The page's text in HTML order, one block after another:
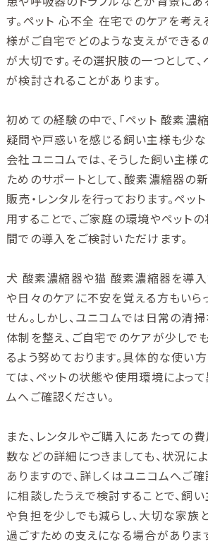
す。ペット 心不全 在宅でのケアを考え
様がご自宅でどのような支えができる
が大切です。その選択肢の一つとして
が検討されることがあります。
初めての経験の中で、「ペット 酸素濃
疑問や戸惑いを感じる飼い主様も少な
会社ユニコムでは、そうした飼い主様
ためのサポートとして、酸素濃縮器の
販売・レンタルを行っております。ペッ
用することで、ご家庭の環境やペット
間での導入をご検討いただけます。
犬 酸素濃縮器や猫 酸素濃縮器を導入
や日々のケアに不安を覚える方もいら
せん。しかし、ユニコムでは日常の清
体制を整え、ご自宅でのケアが少しで
るよう努めております。具体的な使い
ては、ペットの状態や使用環境によっ
ムへご確認ください。
また、レンタルやご購入にあたっての
数などの詳細につきましても、状況に
ありますので、詳しくはユニコムへご
に相談したうえで検討することで、飼
や負担を少しでも減らし、大切な家族
過ごすための支えになる場合がありま